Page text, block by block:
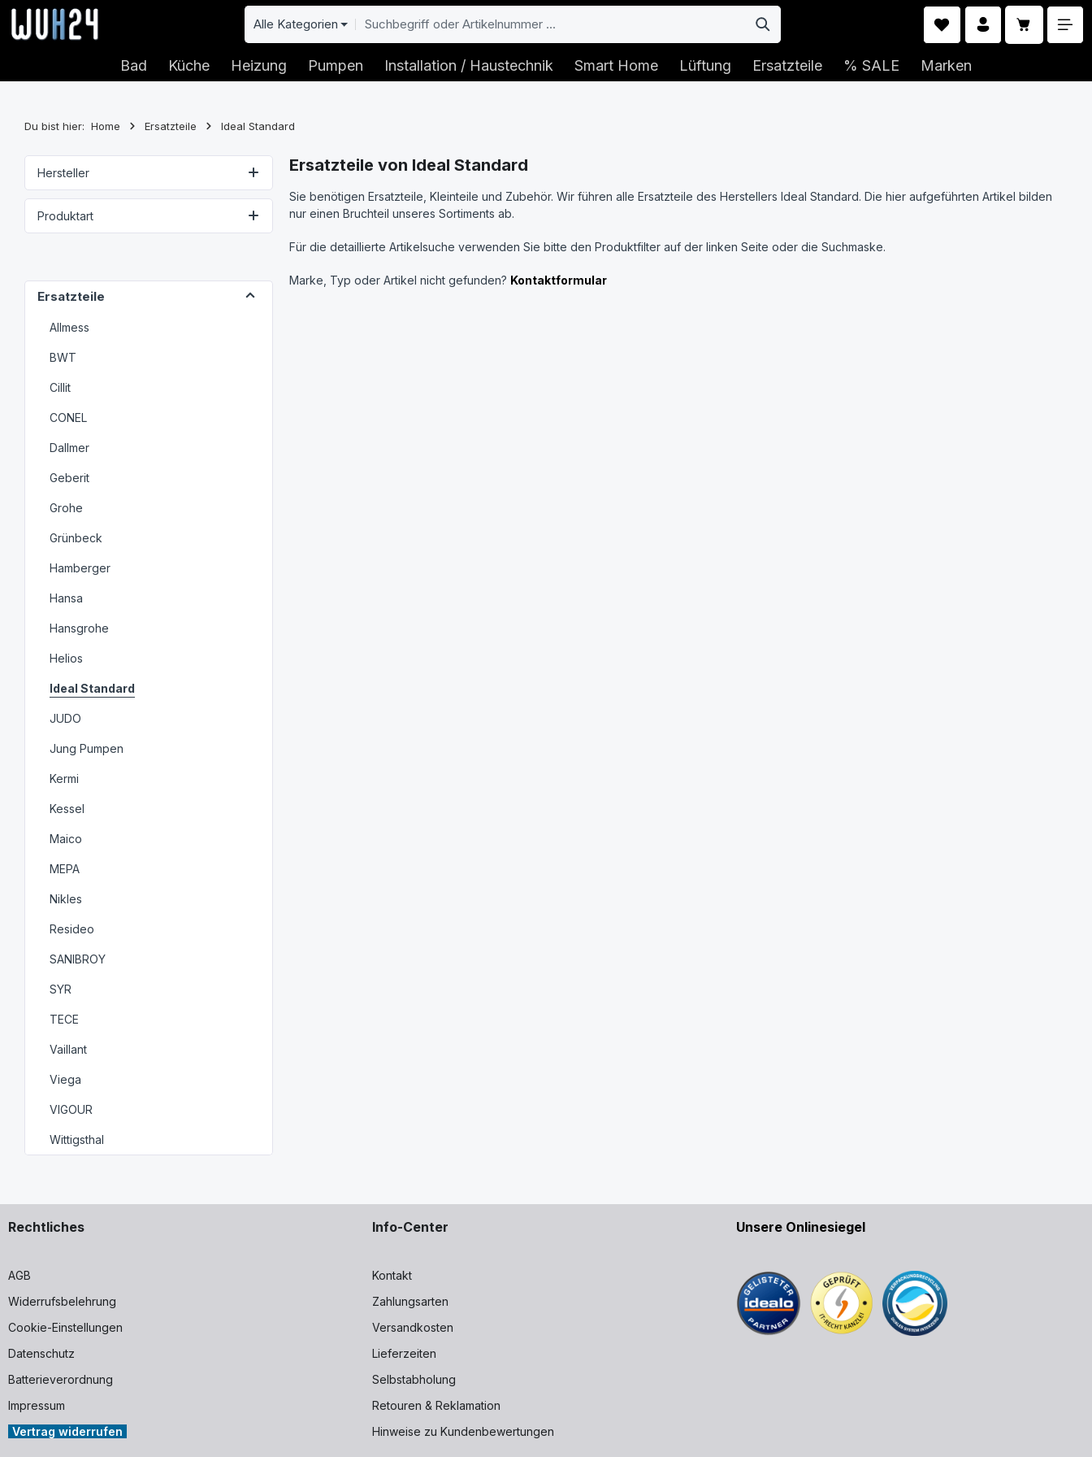
Hauptinhalt springen
Zur Suche springen
Zur Hauptnavigation springen Alle Kategorien
Bad Küche Heizung Pumpen Installation / Haustechnik Smart Home Lüftung Ersatzteile % SALE Marken
Du bist hier: Home Ersatzteile Ideal Standard
Hersteller
Produktart
Ersatzteile
Allmess
BWT
Cillit
CONEL
Dallmer
Geberit
Grohe
Grünbeck
Hamberger
Hansa
Hansgrohe
Helios
Ideal Standard
JUDO
Jung Pumpen
Kermi
Kessel
Maico
MEPA
Nikles
Resideo
SANIBROY
SYR
TECE
Vaillant
Viega
VIGOUR
Wittigsthal
Ersatzteile von Ideal Standard
Sie benötigen Ersatzteile, Kleinteile und Zubehör. Wir führen alle Ersatzteile des Herstellers Ideal Standard. Die hier aufgeführten Artikel bilden
nur einen Bruchteil unseres Sortiments ab.
Für die detaillierte Artikelsuche verwenden Sie bitte den Produktfilter auf der linken Seite oder die Suchmaske.
Marke, Typ oder Artikel nicht gefunden? Kontaktformular
Rechtliches
AGB
Widerrufsbelehrung
Cookie-Einstellungen
Datenschutz
Batterieverordnung
Impressum
Vertrag widerrufen
Info-Center
Kontakt
Zahlungsarten
Versandkosten
Lieferzeiten
Selbstabholung
Retouren & Reklamation
Hinweise zu Kundenbewertungen
Unsere Onlinesiegel